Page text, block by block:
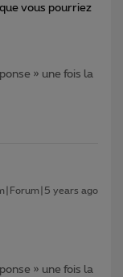
vous pourriez
» une fois la
years ago
» une fois la